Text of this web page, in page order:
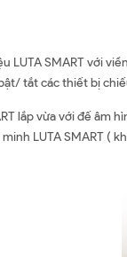
LUTA SMART với
tắt các thiết bị
lắp vừa với đế âm
LUTA SMART (